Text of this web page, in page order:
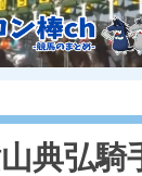
山典弘騎